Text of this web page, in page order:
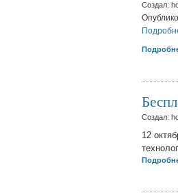
Создал:
Создал:
12